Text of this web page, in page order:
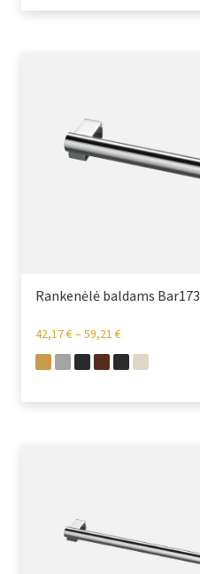
Rankenėlė baldams Bar173
42,17€– 59,21 €